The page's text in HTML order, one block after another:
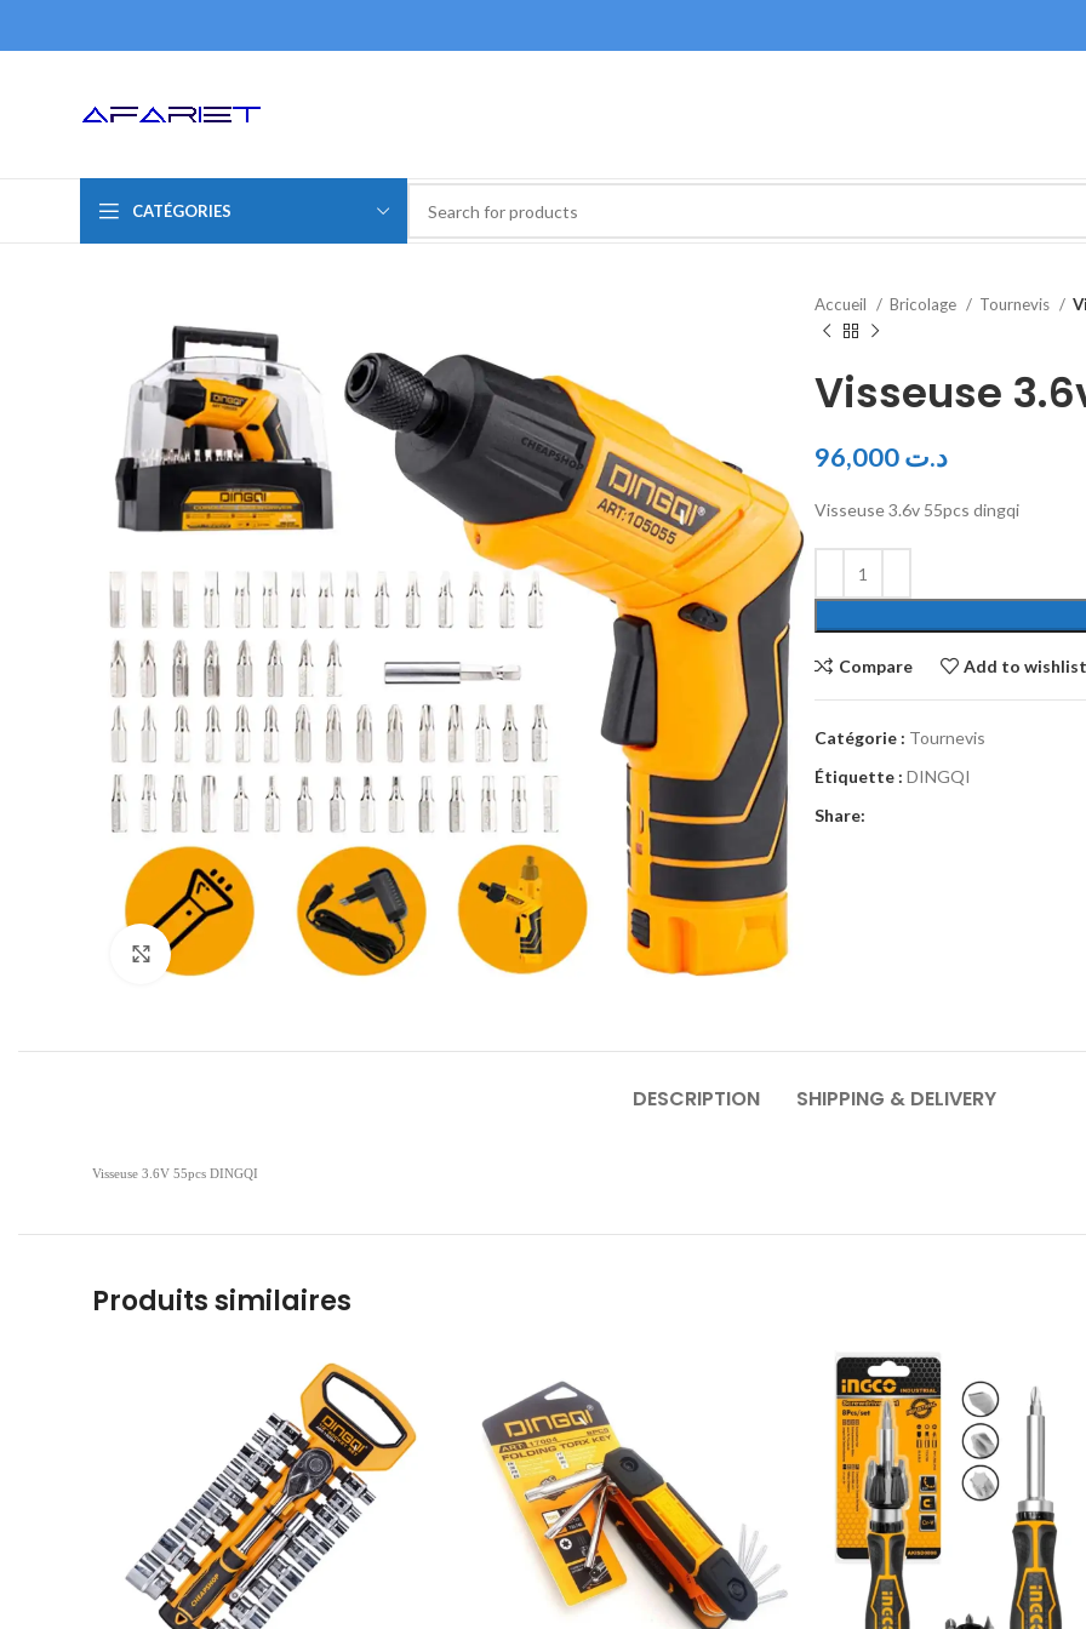
CATÉGORIES
Click to enlarge
Accueil Bricolage Tournevis
Visseuse
د.ت
Visseuse 3.6v 55pcs dingqi
Compare Add to wishlist
Catégorie : Tournevis
Étiquette : DINGQI
Share:
DESCRIPTION SHIPPING & DELIVERY
Visseuse 3.6V 55pcs DINGQI
Produits similaires